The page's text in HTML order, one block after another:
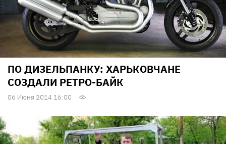
ПО ДИЗЕЛЬПАНКУ: ХАРЬКОВЧАНЕ
СОЗДАЛИ РЕТРО-БАЙК
06 Июня 2014 16:00